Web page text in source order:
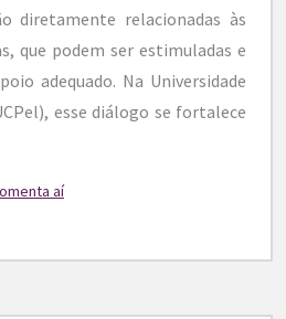
diretamente relacionadas às
que podem ser estimuladas e
adequado. Na Universidade
esse diálogo se fortalece
aí